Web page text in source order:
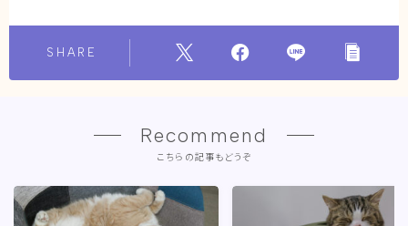
SHARE
Recommend
こちらの記事もどうぞ